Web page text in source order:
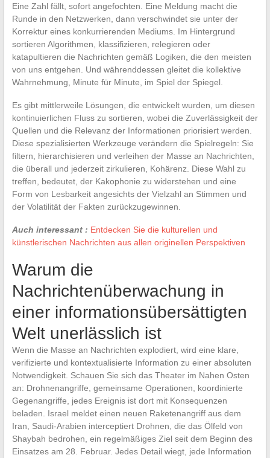
Eine Zahl fällt, sofort angefochten. Eine Meldung macht die
Runde in den Netzwerken, dann verschwindet sie unter der
Korrektur eines konkurrierenden Mediums. Im Hintergrund
sortieren Algorithmen, klassifizieren, relegieren oder
katapultieren die Nachrichten gemäß Logiken, die den meisten
von uns entgehen. Und währenddessen gleitet die kollektive
Wahrnehmung, Minute für Minute, im Spiel der Spiegel.
Es gibt mittlerweile Lösungen, die entwickelt wurden, um diesen
kontinuierlichen Fluss zu sortieren, wobei die Zuverlässigkeit der
Quellen und die Relevanz der Informationen priorisiert werden.
Diese spezialisierten Werkzeuge verändern die Spielregeln: Sie
filtern, hierarchisieren und verleihen der Masse an Nachrichten,
die überall und jederzeit zirkulieren, Kohärenz. Diese Wahl zu
treffen, bedeutet, der Kakophonie zu widerstehen und eine
Form von Lesbarkeit angesichts der Vielzahl an Stimmen und
der Volatilität der Fakten zurückzugewinnen.
Auch interessant : Entdecken Sie die kulturellen und
künstlerischen Nachrichten aus allen originellen Perspektiven
Warum die
Nachrichtenüberwachung in
einer informationsübersättigten
Welt unerlässlich ist
Wenn die Masse an Nachrichten explodiert, wird eine klare,
verifizierte und kontextualisierte Information zu einer absoluten
Notwendigkeit. Schauen Sie sich das Theater im Nahen Osten
an: Drohnenangriffe, gemeinsame Operationen, koordinierte
Gegenangriffe, jedes Ereignis ist dort mit Konsequenzen
beladen. Israel meldet einen neuen Raketenangriff aus dem
Iran, Saudi-Arabien interceptiert Drohnen, die das Ölfeld von
Shaybah bedrohen, ein regelmäßiges Ziel seit dem Beginn des
Einsatzes am 28. Februar. Jedes Detail wiegt, jede Information